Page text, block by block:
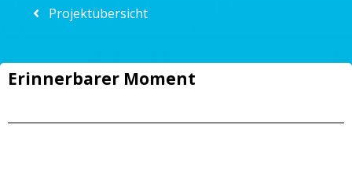
Projektübersicht
Erinnerbarer Moment